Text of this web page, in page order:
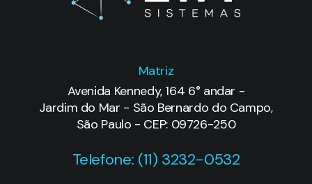
Matriz
Avenida Kennedy, 164 6° andar -
Jardim do Mar - São Bernardo do Campo,
São Paulo - CEP: 09726-250
Telefone: (11) 3232-0532